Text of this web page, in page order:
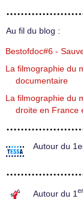
Au fil du blog :
Bestofdoc#6 -
La filmographie du
documentaire
La filmographie du
droite en France
Autour du
Autour du 1 er